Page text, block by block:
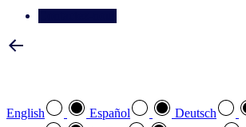
English Español Deutsch